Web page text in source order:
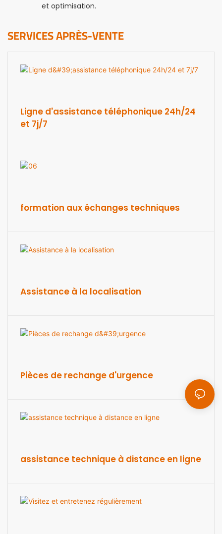
et optimisation.
SERVICES APRÈS-VENTE
Ligne d'assistance téléphonique 24h/24
et 7j/7
formation aux échanges techniques
Assistance à la localisation
Pièces de rechange d'urgence
assistance technique à distance en ligne